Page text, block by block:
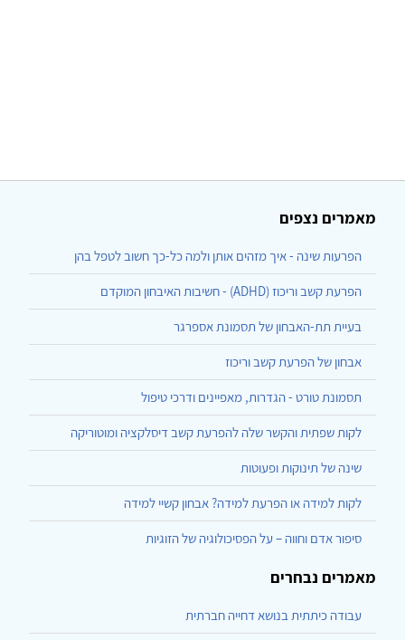
מאמרים נצפים
הפרעות שינה - איך מזהים אותן ולמה כל-כך חשוב לטפל בהן
הפרעת קשב וריכוז (ADHD) - חשיבות האיבחון המוקדם
בעיית תת-האבחון של תסמונת אספרגר
אבחון של הפרעת קשב וריכוז
תסמונת טורט - הגדרות, מאפיינים ודרכי טיפול
לקות שפתית והקשר שלה להפרעת קשב דיסלקציה ומוטוריקה
שינה של תינוקות ופעוטות
לקות למידה או הפרעת למידה? אבחון קשיי למידה
סיפור אדם וחווה – על הפסיכולוגיה של הזוגיות
מאמרים נבחרים
עבודה כיתתית בנושא דחייה חברתית